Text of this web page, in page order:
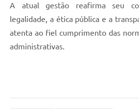
A atual gestão reafirma seu
legalidade, a ética pública e a
atenta ao fiel cumprimento das
administrativas.